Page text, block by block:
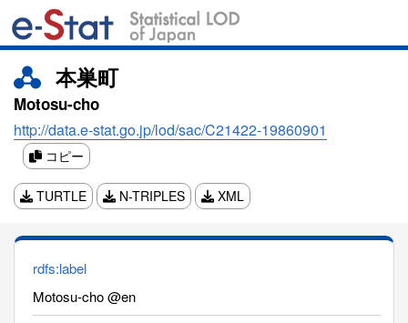
本巣町
Motosu-cho
http://data.e-stat.go.jp/lod/sac/C21422-19860901
コピー
TURTLE N-TRIPLES XML
rdfs:label
Motosu-cho @en